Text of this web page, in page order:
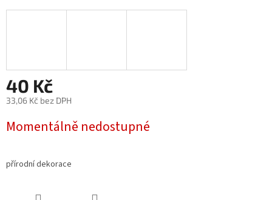
40 Kč
33,06 Kč bez DPH
cena:
Momentálně nedostupné
přírodní dekorace